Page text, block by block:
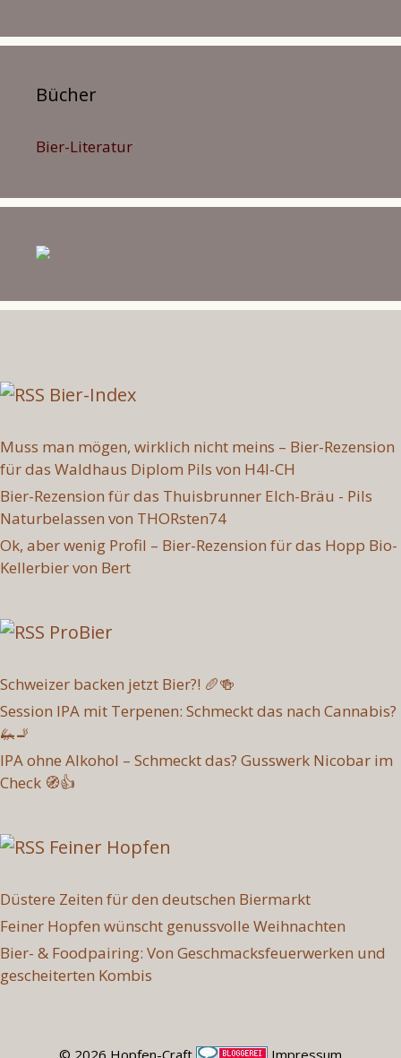
Bücher
Bier-Literatur
Bier-Index
Muss man mögen, wirklich nicht meins – Bier-Rezension
für das Waldhaus Diplom Pils von H4l-CH
Bier-Rezension für das Thuisbrunner Elch-Bräu - Pils
Naturbelassen von THORsten74
Ok, aber wenig Profil – Bier-Rezension für das Hopp Bio-
Kellerbier von Bert
ProBier
Schweizer backen jetzt Bier?! 🥖🍻
Session IPA mit Terpenen: Schmeckt das nach Cannabis?
🦗🚬
IPA ohne Alkohol – Schmeckt das? Gusswerk Nicobar im
Check 🧭👍
Feiner Hopfen
Düstere Zeiten für den deutschen Biermarkt
Feiner Hopfen wünscht genussvolle Weihnachten
Bier- & Foodpairing: Von Geschmacksfeuerwerken und
gescheiterten Kombis
© 2026 Hopfen-Craft Impressum